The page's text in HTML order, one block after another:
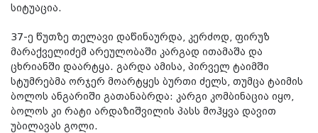
სიტუაცია.
37-ე წუთზე თელავი დაწინაურდა, კერძოდ, ფირუზ
მარაქველიძემ არეულობაში კარგად ითამაშა და
ცხრიანში დაარტყა. გარდა ამისა, პირველ ტაიმში
სტუმრებმა ორჯერ მოარტყეს ბურთი ძელს, თუმცა ტაიმის
ბოლოს ანგარიში გათანაბრდა: კარგი კომბინაცია იყო,
ბოლოს კი რატი არდაზიშვილის პასს მოჰყვა დავით
უბილავას გოლი.